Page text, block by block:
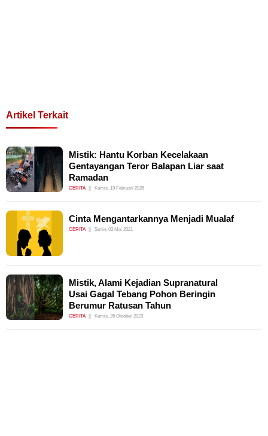
Artikel Terkait
Mistik: Hantu Korban Kecelakaan
Gentayangan Teror Balapan Liar saat
Ramadan
CERITA Kamis, 19 Februari 2026
Cinta Mengantarkannya Menjadi Mualaf
CERITA Senin, 03 Mei 2021
Mistik, Alami Kejadian Supranatural
Usai Gagal Tebang Pohon Beringin
Berumur Ratusan Tahun
CERITA Kamis, 26 Oktober 2023